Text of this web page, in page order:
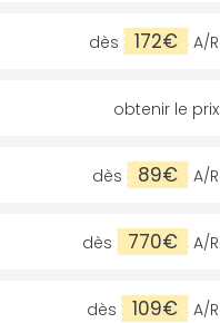
dès 172€ A/R
obtenir le prix
dès 89€ A/R
dès 770€ A/R
dès 109€ A/R